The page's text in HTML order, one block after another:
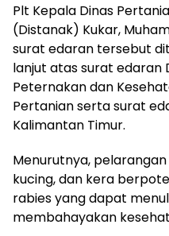
Plt Kepala Dinas
(Distanak) Kukar,
surat edaran tersebut
lanjut atas surat
Peternakan dan
Pertanian serta surat
Kalimantan Timur.
Menurutnya,
kucing, dan kera
rabies yang dapat
membahayakan